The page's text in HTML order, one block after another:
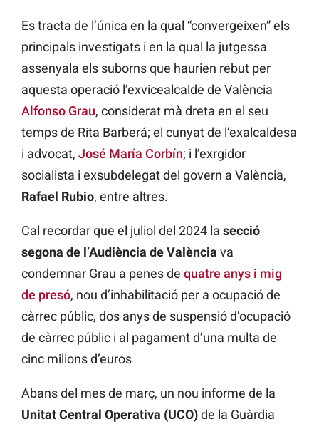
Es tracta de l’única en la qual “convergeixen” els
principals investigats i en la qual la jutgessa
assenyala els suborns que haurien rebut per
aquesta operació l’exvicealcalde de València
Alfonso Grau, considerat mà dreta en el seu
temps de Rita Barberá; el cunyat de l’exalcaldesa
i advocat, José María Corbín; i l’exrgidor
socialista i exsubdelegat del govern a València,
Rafael Rubio, entre altres.
Cal recordar que el juliol del 2024 la secció
segona de l’Audiència de València va
condemnar Grau a penes de quatre anys i mig
de presó, nou d’inhabilitació per a ocupació de
càrrec públic, dos anys de suspensió d’ocupació
de càrrec públic i al pagament d’una multa de
cinc milions d’euros
Abans del mes de març, un nou informe de la
Unitat Central Operativa (UCO)de la Guàrdia